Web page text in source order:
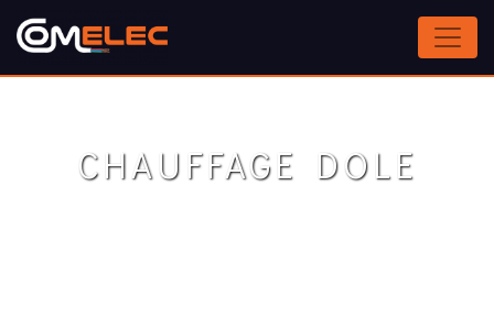
Panneau de gestion des cookies
CHAUFFAGE DOLE